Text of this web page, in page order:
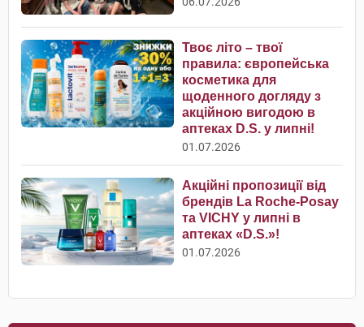
Твоє літо – твої
правила: європейська
косметика для
щоденного догляду з
акційною вигодою в
аптеках D.S. у липні!
01.07.2026
Акційні пропозиції від
брендів La Roche-Posay
та VICHY у липні в
аптеках «D.S.»!
01.07.2026